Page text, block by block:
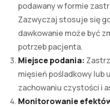
podawany w formie
Zazwyczaj stosuje się
dawkowanie może być
potrzeb pacjenta.
Miejsce podania:
mięsień pośladkowy lub
zachowaniu czystości i
Monitorowanie